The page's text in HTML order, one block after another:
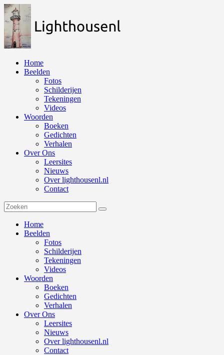
Naar
de
inhoud
springen
Home
Beelden
Fotos
Schilderijen
Tekeningen
Videos
Woorden
Boeken
Gedichten
Verhalen
Over Ons
Leersites
Nieuws
Over lighthousenl.nl
Contact
Home
Beelden
Fotos
Schilderijen
Tekeningen
Videos
Woorden
Boeken
Gedichten
Verhalen
Over Ons
Leersites
Nieuws
Over lighthousenl.nl
Contact